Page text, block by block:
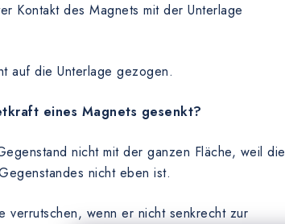
Kontakt des Magnets mit der Unterlage
auf die Unterlage gezogen.
eines Magnets gesenkt?
nicht mit der ganzen Fläche, weil die
nicht eben ist.
verrutschen, wenn er nicht senkrecht zur